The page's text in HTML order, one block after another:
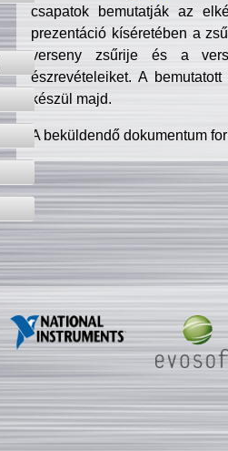
csapatok bemutatják az
prezentáció kíséretében a
verseny zsűrije és a
észrevételeiket. A
készül majd.
A beküldendő dokumentum